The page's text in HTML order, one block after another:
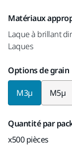
Matériaux
Laque à brillant
Laques
Options de grain
M3µ M5µ
Quantité par
x500 pièces